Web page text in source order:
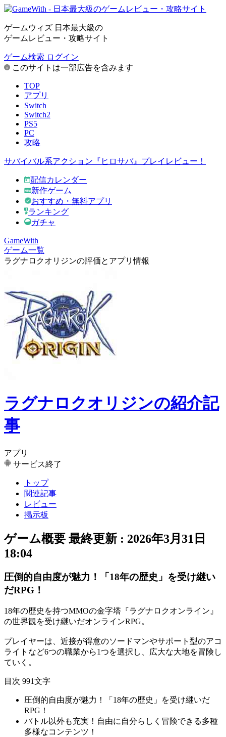
ゲームウィズ 日本最大級の
ゲームレビュー・攻略サイト
ゲーム検索 ログイン
このサイトは一部広告を含みます
TOP
アプリ
Switch
Switch2
PS5
PC
攻略
サバイバル系アクション『ヒロサバ』プレイレビュー！
配信カレンダー
新作ゲーム
おすすめ・無料アプリ
ランキング
ガチャ
GameWith
ゲーム一覧
ラグナロクオリジンの評価とアプリ情報
ラグナロクオリジンの紹介記
事
アプリ
サービス終了
トップ
関連記事
レビュー
掲示板
ゲーム概要 最終更新 : 2026年3月31日
18:04
圧倒的自由度が魅力！「18年の歴史」を受け継い
だRPG！
18年の歴史を持つMMOの金字塔『ラグナロクオンライン』
の世界観を受け継いだオンラインRPG。
プレイヤーは、近接が得意のソードマンやサポート型のアコ
ライト など6つの職業から1つを選択し、広大な大地を冒険し
ていく。
目次 991文字
圧倒的自由度が魅力！「18年の歴史」を受け継いだ
RPG！
バトル以外も充実！自由に自分らしく冒険できる多種
多様なコンテンツ！